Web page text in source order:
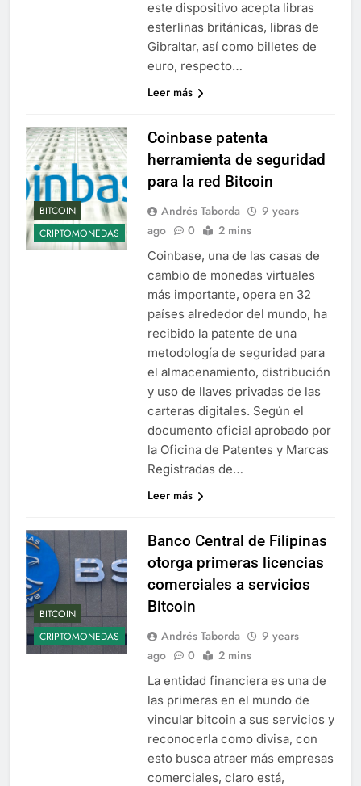
este dispositivo acepta libras
esterlinas británicas, libras de
Gibraltar, así como billetes de
euro, respecto…
Leer más
BITCOIN
CRIPTOMONEDAS
Coinbase patenta
herramienta de seguridad
para la red Bitcoin
Andrés Taborda
9 years
ago
0 2 mins
Coinbase, una de las casas de
cambio de monedas virtuales
más importante, opera en 32
países alrededor del mundo, ha
recibido la patente de una
metodología de seguridad para
el almacenamiento, distribución
y uso de llaves privadas de las
carteras digitales. Según el
documento oficial aprobado por
la Oficina de Patentes y Marcas
Registradas de…
Leer más
BITCOIN
CRIPTOMONEDAS
Banco Central de Filipinas
otorga primeras licencias
comerciales a servicios
Bitcoin
Andrés Taborda
9 years
ago
0 2 mins
La entidad financiera es una de
las primeras en el mundo de
vincular bitcoin a sus servicios y
reconocerla como divisa, con
esto busca atraer más empresas
comerciales, claro está,